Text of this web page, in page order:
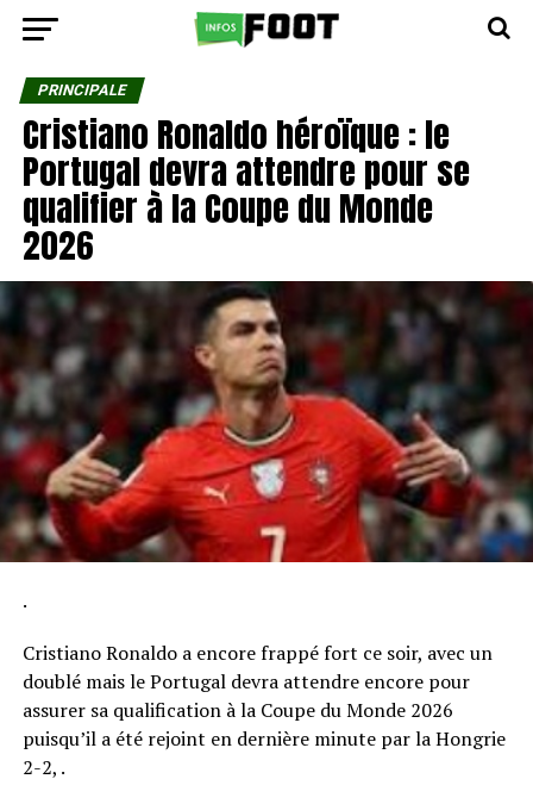
PRINCIPALE
Cristiano Ronaldo héroïque : le
Portugal devra attendre pour se
qualifier à la Coupe du Monde
2026
.
Cristiano Ronaldo a encore frappé fort ce soir, avec un
doublé mais le Portugal devra attendre encore pour
assurer sa qualification à la Coupe du Monde 2026
puisqu’il a été rejoint en dernière minute par la Hongrie
2-2, .